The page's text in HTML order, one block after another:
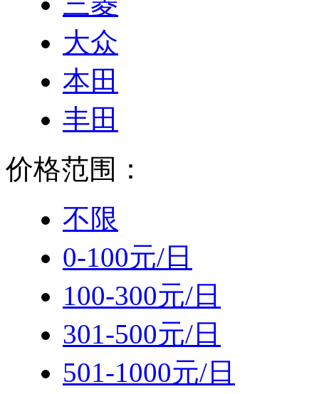
大众
本田
丰田
价格范围：
不限
0-100元/日
100-300元/日
301-500元/日
501-1000元/日